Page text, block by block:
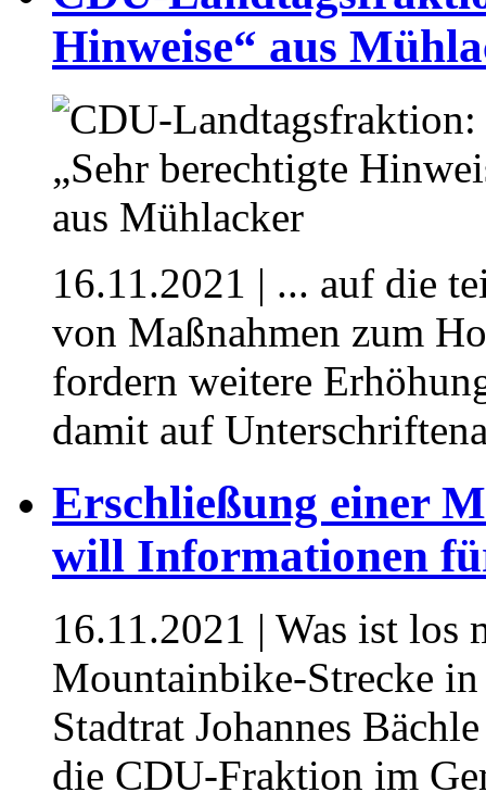
Hinweise“ aus
16.11.2021 | ... auf die
von Maßnahmen zum
fordern weitere
damit auf
Erschließung einer
will Informationen
16.11.2021 | Was ist los
Mountainbike-Strecke
Stadtrat Johannes
die CDU-Fraktion im